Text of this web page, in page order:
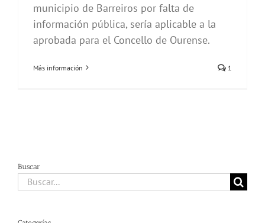
municipio de Barreiros por falta de
información pública, sería aplicable a la
aprobada para el Concello de Ourense.
Más información 1
Buscar
Buscar: